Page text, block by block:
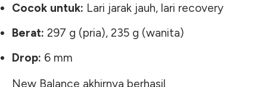
Cocok untuk: Lari jarak jauh, lari recovery
Berat: 297 g (pria), 235 g (wanita)
Drop: 6 mm
New Balance akhirnya berhasil